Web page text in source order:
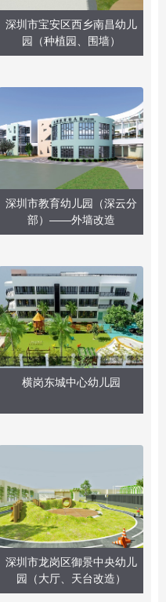
深圳市宝安区西乡南昌幼儿
园（种植园、围墙）
深圳市教育幼儿园（深云分
部）——外墙改造
横岗东城中心幼儿园
深圳市龙岗区御景中央幼儿
园（大厅、天台改造）